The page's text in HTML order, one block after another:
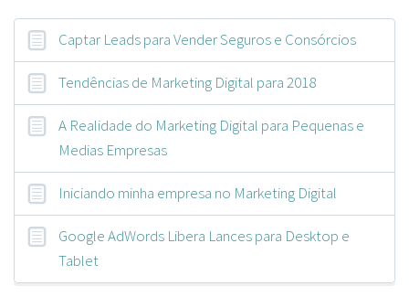
Captar Leads para Vender Seguros e Consórcios
Tendências de Marketing Digital para 2018
A Realidade do Marketing Digital para Pequenas e
Medias Empresas
Iniciando minha empresa no Marketing Digital
Google AdWords Libera Lances para Desktop e
Tablet